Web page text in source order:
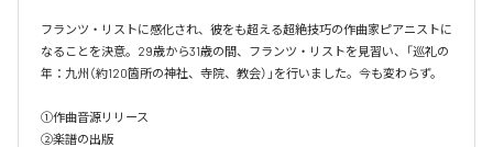
フランツ・リストに感化され、彼をも超える超絶技巧の作曲家ピアニストに
なることを決意。29歳から31歳の間、フランツ・リストを見習い、「巡礼の
年：九州（約120箇所の神社、寺院、教会）」を行いました。今も変わらず。
①作曲音源リリース
②楽譜の出版